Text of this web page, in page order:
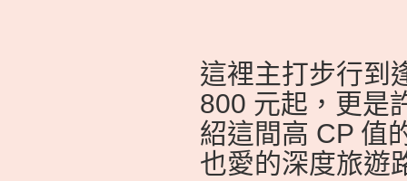
這裡主打步行到
800 元起，更是
紹這間高 CP 值
也愛的深度旅遊